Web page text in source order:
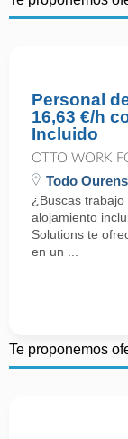
Personal
16,63 €/h
Incluido
OTTO WORK
Todo
¿Buscas
alojamiento
Solutions te
en un ...
Te proponemos